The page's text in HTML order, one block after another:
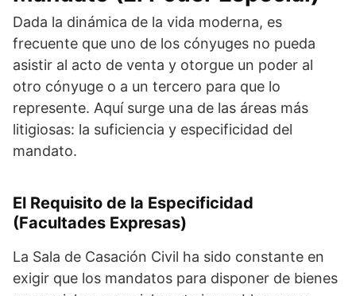
Dada la dinámica de la vida moderna, es
frecuente que uno de los cónyuges no pueda
asistir al acto de venta y otorgue un poder al
otro cónyuge o a un tercero para que lo
represente. Aquí surge una de las áreas más
litigiosas: la suficiencia y especificidad del
mandato.
El Requisito de la Especificidad
(Facultades Expresas)
La Sala de Casación Civil ha sido constante en
exigir que los mandatos para disponer de bienes